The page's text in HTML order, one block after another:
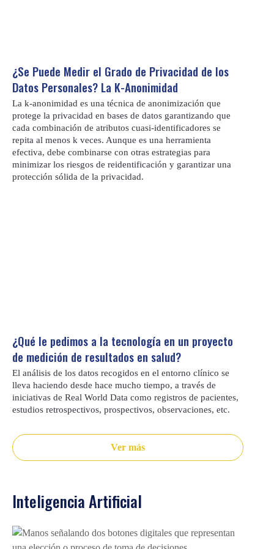
¿Se Puede Medir el Grado de Privacidad de los
Datos Personales? La K-Anonimidad
La k-anonimidad es una técnica de anonimización que
protege la privacidad en bases de datos garantizando que
cada combinación de atributos cuasi-identificadores se
repita al menos k veces. Aunque es una herramienta
efectiva, debe combinarse con otras estrategias para
minimizar los riesgos de reidentificación y garantizar una
protección sólida de la privacidad.
¿Qué le pedimos a la tecnología en un proyecto
de medición de resultados en salud?
El análisis de los datos recogidos en el entorno clínico se
lleva haciendo desde hace mucho tiempo, a través de
iniciativas de Real World Data como registros de pacientes,
estudios retrospectivos, prospectivos, observaciones, etc.
Ver más
Inteligencia Artificial